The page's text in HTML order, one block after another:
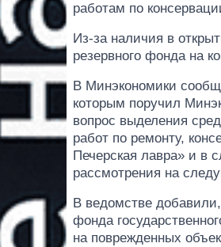
работам по
Из-за наличия в
резервного фонда на
В Минэкономики
которым поручил
вопрос выделения
работ по ремонту,
Печерская лавра» и в
рассмотрения на
В ведомстве
фонда
на поврежденных